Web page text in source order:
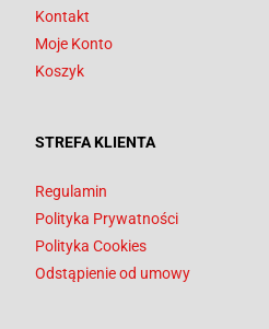
Kontakt
Moje Konto
Koszyk
STREFA KLIENTA
Regulamin
Polityka Prywatności
Polityka Cookies
Odstąpienie od umowy